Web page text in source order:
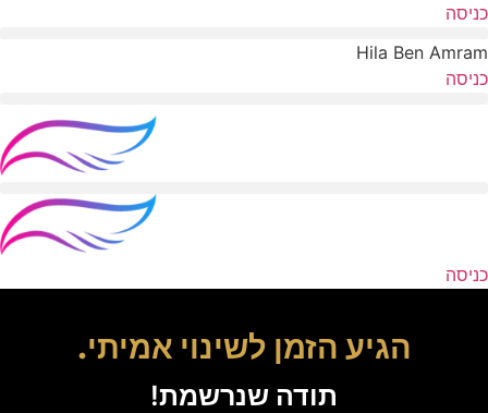
דלג
כניסה
Hila Ben Amram
כניסה
כניסה
הגיע הזמן לשינוי אמיתי.
תודה שנרשמת!